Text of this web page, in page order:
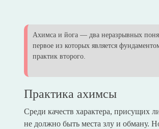
Ахимса и йога — два неразрывных
первое из которых является
практик второго.
Практика ахимсы
Среди качеств характера, присущих
не должно быть места злу и обману.